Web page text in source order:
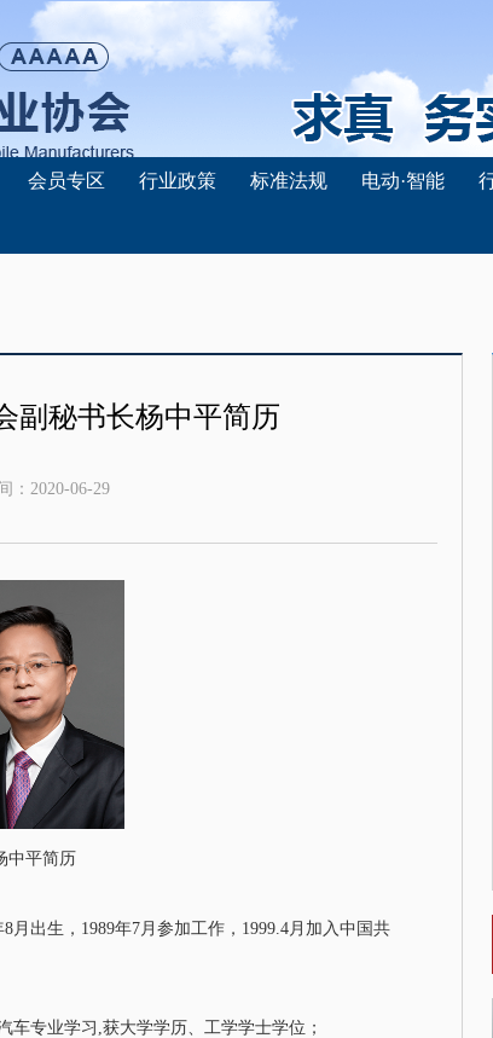
会员专区 行业政策 标准法规 电动·智能
副秘书长杨中平简历
： 2020-06-29
中平简历
月出生，1989年7月参加工作，1999.4月加入中国共
车专业学习,获大学学历、工学学士学位；